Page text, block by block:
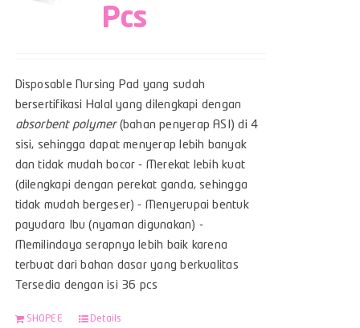
Pcs
Disposable Nursing Pad yang sudah
bersertifikasi Halal yang dilengkapi dengan
absorbent polymer(bahan penyerap ASI) di 4
sisi, sehingga dapat menyerap lebih banyak
dan tidak mudah bocor - Merekat lebih kuat
(dilengkapi dengan perekat ganda, sehingga
tidak mudah bergeser) - Menyerupai bentuk
payudara Ibu (nyaman digunakan) -
Memilindaya serapnya lebih baik karena
terbuat dari bahan dasar yang berkualitas
Tersedia dengan isi 36 pcs
SHOPEE Details